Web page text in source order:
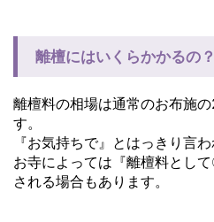
離檀にはいくらかかるの？
離檀料の相場は通常のお布施
す。
『お気持ちで』とはっきり言
お寺によっては『離檀料とし
される場合もあります。